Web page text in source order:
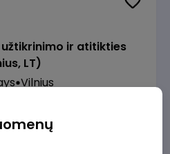
ir atitikties
LT)
Vilnius